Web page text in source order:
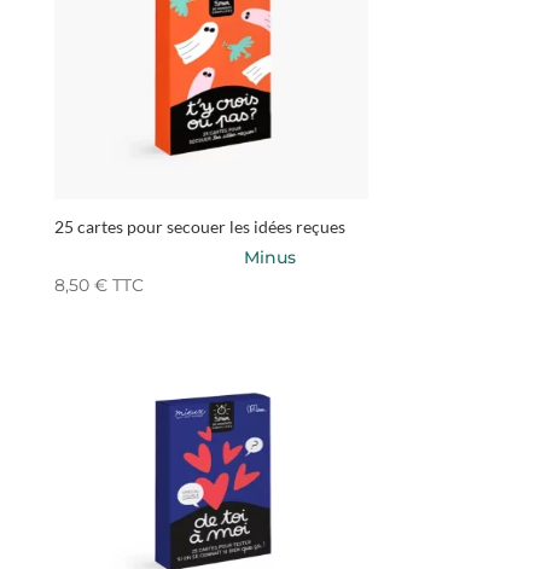
25 cartes pour secouer les idées reçues
Minus
8,50 € TTC